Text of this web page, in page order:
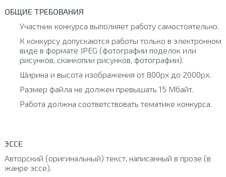
ОБЩИЕ ТРЕБОВАНИЯ
Участник конкурса выполняет работу самостоятельно.
К конкурсу допускаются работы только в электронном
виде в формате JPEG (фотографии поделок или
рисунков, сканкопии рисунков, фотографии).
Ширина и высота изображения от 800px до 2000px.
Размер файла не должен превышать 15 Мбайт.
Работа должна соответствовать тематике конкурса.
ЭССЕ
Авторский (оригинальный) текст, написанный в прозе (в
жанре эссе).